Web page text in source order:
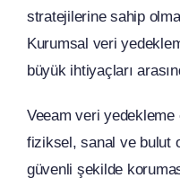
stratejilerine sahip
Kurumsal veri
büyük ihtiyaçları
Veeam veri
fiziksel, sanal ve bulut
güvenli şekilde